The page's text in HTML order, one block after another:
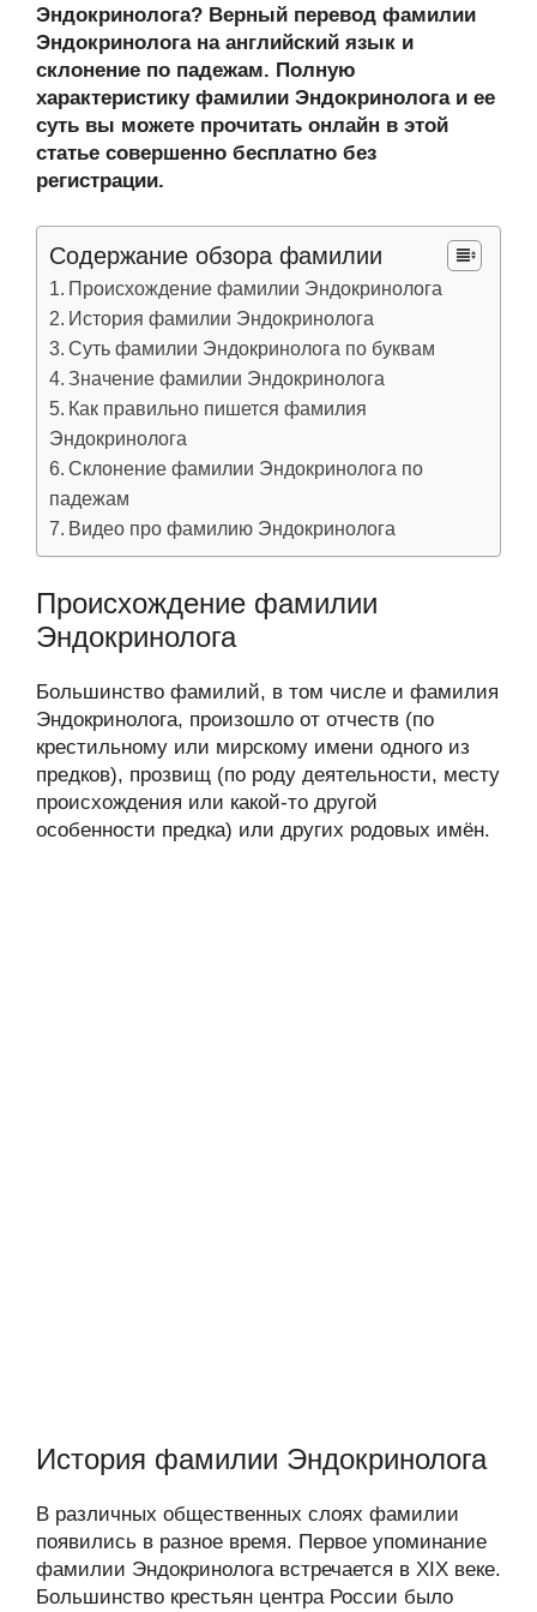
Эндокринолога? Верный перевод фамилии
Эндокринолога на английский язык и
склонение по падежам. Полную
характеристику фамилии Эндокринолога и ее
суть вы можете прочитать онлайн в этой
статье совершенно бесплатно без
регистрации.
Содержание обзора фамилии
Происхождение фамилии Эндокринолога
История фамилии Эндокринолога
Суть фамилии Эндокринолога по буквам
Значение фамилии Эндокринолога
Как правильно пишется фамилия
Эндокринолога
Склонение фамилии Эндокринолога по
падежам
Видео про фамилию Эндокринолога
Происхождение фамилии
Эндокринолога
Большинство фамилий, в том числе и фамилия
Эндокринолога, произошло от отчеств (по
крестильному или мирскому имени одного из
предков), прозвищ (по роду деятельности, месту
происхождения или какой-то другой
особенности предка) или других родовых имён.
История фамилии Эндокринолога
В различных общественных слоях фамилии
появились в разное время. Первое упоминание
фамилии Эндокринолога встречается в XIX веке.
Большинство крестьян центра России было